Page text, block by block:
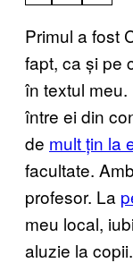
Primul a fost
fapt, ca și pe
în textul
între ei din
de mult țin la
facultate.
profesor. La
meu local,
aluzie la